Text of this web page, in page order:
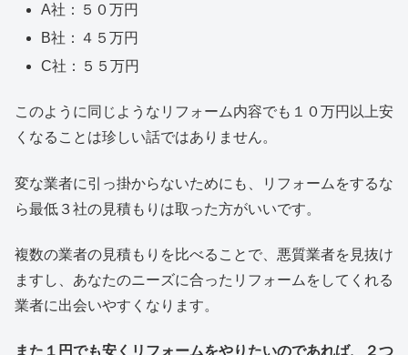
A社：５０万円
B社：４５万円
C社：５５万円
このように同じようなリフォーム内容でも１０万円以上安
くなることは珍しい話ではありません。
変な業者に引っ掛からないためにも、リフォームをするな
ら最低３社の見積もりは取った方がいいです。
複数の業者の見積もりを比べることで、悪質業者を見抜け
ますし、あなたのニーズに合ったリフォームをしてくれる
業者に出会いやすくなります。
また１円でも安くリフォームをやりたいのであれば、２つ